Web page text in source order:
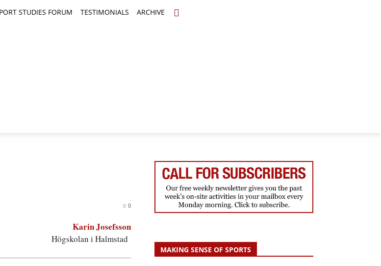
STUDIES FORUM TESTIMONIALS ARCHIVE
0
Karin Josefsson
Högskolan i Halmstad
MAKING SENSE OF SPORTS